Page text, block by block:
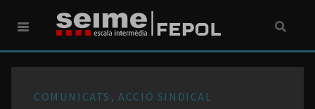
COMUNICATS, ACCIÓ SINDICAL